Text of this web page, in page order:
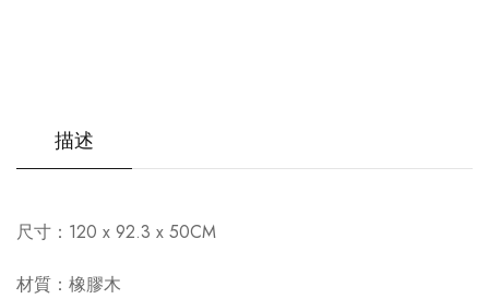
描述
尺寸： 120 x 92.3 x 50CM
材質：橡膠木